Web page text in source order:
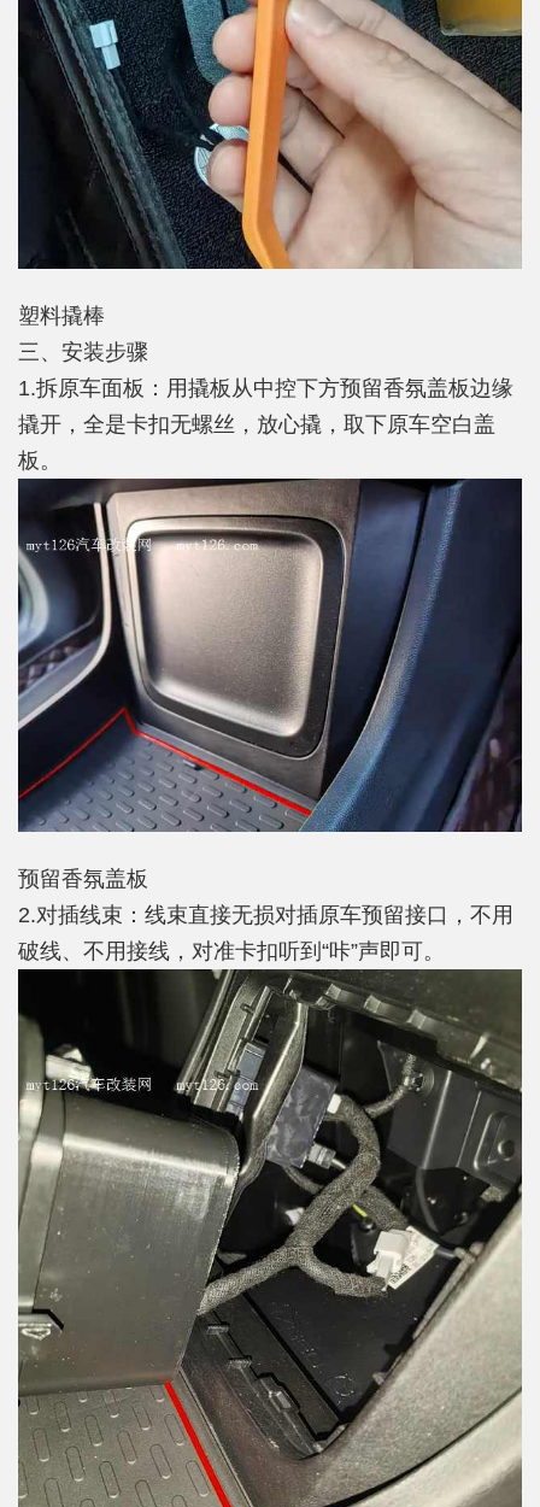
塑料撬棒
三、安装步骤
1.拆原车面板：用撬板从中控下方预留香氛盖板边缘
撬开，全是卡扣无螺丝，放心撬，取下原车空白盖
板。
预留香氛盖板
2.对插线束：线束直接无损对插原车预留接口，不用
破线、不用接线，对准卡扣听到“咔”声即可。